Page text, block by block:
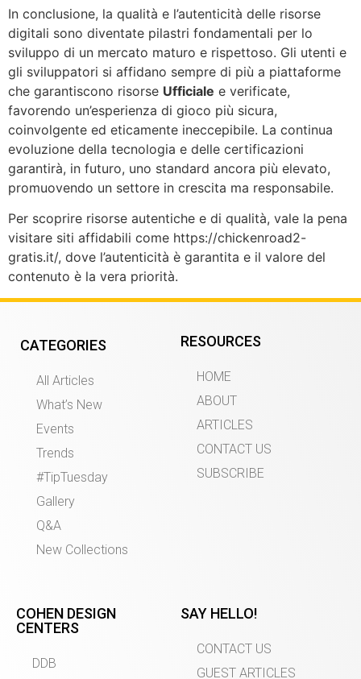
In conclusione, la qualità e l’autenticità delle risorse
digitali sono diventate pilastri fondamentali per lo
sviluppo di un mercato maturo e rispettoso. Gli utenti e
gli sviluppatori si affidano sempre di più a piattaforme
che garantiscono risorse Ufficiale e verificate,
favorendo un’esperienza di gioco più sicura,
coinvolgente ed eticamente ineccepibile. La continua
evoluzione della tecnologia e delle certificazioni
garantirà, in futuro, uno standard ancora più elevato,
promuovendo un settore in crescita ma responsabile.
Per scoprire risorse autentiche e di qualità, vale la pena
visitare siti affidabili come https://chickenroad2-
gratis.it/, dove l’autenticità è garantita e il valore del
contenuto è la vera priorità.
CATEGORIES
All Articles
What’s New
Events
Trends
#TipTuesday
Gallery
Q&A
New Collections
RESOURCES
HOME
ABOUT
ARTICLES
CONTACT US
SUBSCRIBE
COHEN DESIGN
CENTERS
DDB
SAY HELLO!
CONTACT US
GUEST ARTICLES